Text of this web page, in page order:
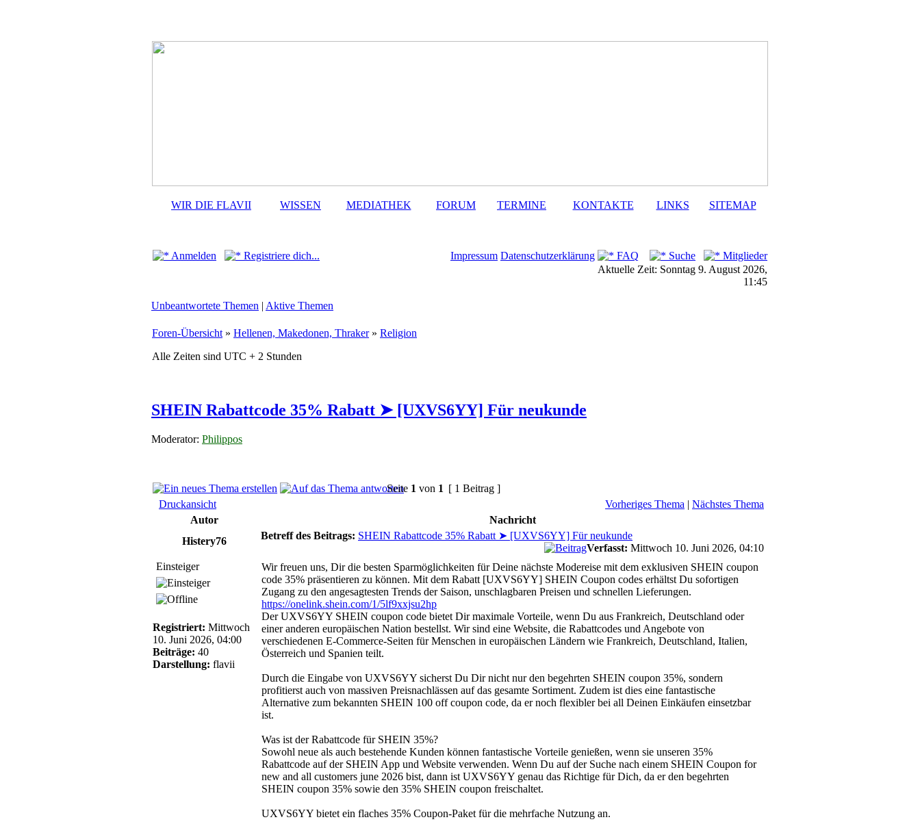
WIR DIE FLAVII WISSEN MEDIATHEK FORUM TERMINE KONTAKTE LINKS SITEMAP
Anmelden Registriere dich... Impressum Datenschutzerklärung FAQ Suche
Mitglieder
Aktuelle Zeit: Sonntag 9. August 2026,
11:45
Unbeantwortete Themen | Aktive Themen
Foren-Übersicht » Hellenen, Makedonen, Thraker» Religion
Alle Zeiten sind UTC + 2 Stunden
SHEIN Rabattcode 35% Rabatt ➤ [UXVS6YY] Für neukunde
Moderator: Philippos
Seite 1 von 1 [ 1 Beitrag ]
Druckansicht
Vorheriges Thema | Nächstes Thema
Autor
Nachricht
Histery76
Betreff des Beitrags: SHEIN Rabattcode 35% Rabatt ➤ [UXVS6YY] Für neukunde
Verfasst: Mittwoch 10. Juni 2026, 04:10
Einsteiger
Registriert: Mittwoch
10. Juni 2026, 04:00
Beiträge: 40
Darstellung: flavii
Wir freuen uns, Dir die besten Sparmöglichkeiten für Deine nächste Modereise mit dem exklusiven SHEIN coupon
code 35% präsentieren zu können. Mit dem Rabatt [UXVS6YY] SHEIN Coupon codes erhältst Du sofortigen
Zugang zu den angesagtesten Trends der Saison, unschlagbaren Preisen und schnellen Lieferungen.
https://onelink.shein.com/1/5lf9xxjsu2hp
Der UXVS6YY SHEIN coupon code bietet Dir maximale Vorteile, wenn Du aus Frankreich, Deutschland oder
einer anderen europäischen Nation bestellst. Wir sind eine Website, die Rabattcodes und Angebote von
verschiedenen E-Commerce-Seiten für Menschen in europäischen Ländern wie Frankreich, Deutschland, Italien,
Österreich und Spanien teilt.
Durch die Eingabe von UXVS6YY sicherst Du Dir nicht nur den begehrten SHEIN coupon 35%, sondern
profitierst auch von massiven Preisnachlässen auf das gesamte Sortiment. Zudem ist dies eine fantastische
Alternative zum bekannten SHEIN 100 off coupon code, da er noch flexibler bei all Deinen Einkäufen einsetzbar
ist.
Was ist der Rabattcode für SHEIN 35%?
Sowohl neue als auch bestehende Kunden können fantastische Vorteile genießen, wenn sie unseren 35%
Rabattcode auf der SHEIN App und Website verwenden. Wenn Du auf der Suche nach einem SHEIN Coupon for
new and all customers june 2026 bist, dann ist UXVS6YY genau das Richtige für Dich, da er den begehrten
SHEIN coupon 35% sowie den 35% SHEIN coupon freischaltet.
UXVS6YY bietet ein flaches 35% Coupon-Paket für die mehrfache Nutzung an.